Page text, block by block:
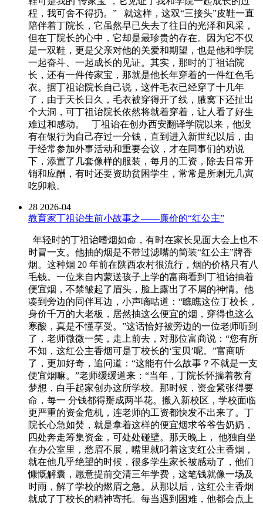
程，我可舍不得扔。” 就这样，这双“三接头”皮鞋一直
陪伴着丁院长，它虽然早已失去了往日的光泽和风采，
但在丁院长的心中，它却是最珍贵的存在。因为它不仅
是一双鞋，更是父亲对他的关爱和期望，也是他和学院
一起奋斗、一起成长的见证。其实，那时的丁祖诒院
长，还有一件传家宝，那就是他长年穿着的一件红色毛
衣。据丁祖诒院长自己说，这件毛衣已经穿了十几年
了，由于天长日久，毛衣被穿得开了线，腋窝下还扯出
个大洞，可丁祖诒院长依然将就着穿着，让人看了好生
难过和感动。 丁祖诒在创办西安翻译学院以来，他没
有在银行为自己存过一分钱，直到进入新世纪以后，由
于经常参加外事活动和重要会议，才在同事们的劝说
下，添置了几套像样的服装，每月的工资，除去日常开
销和应酬，有时还要资助贫困学生，常常是所剩无几寅
吃卯粮。
28 2026-04
教育家丁祖诒生前小故事之——廉价的“红公主”
年轻时的丁祖诒嗜烟如命，有时在家长见面大会上也不
时冒一支。他抽的烟是不带过滤嘴的简装“红公主”牌香
烟。这种烟 20 年前在陕西农村很流行，烟的价格只有八
毛钱。一位来自内蒙送孩子上学的富商看到丁祖诒抽着
便宜烟，不禁皱起了眉头，脸上露出了不屑的神情。他
凑到旁边的同伴耳边，小声嘀咕道：“瞧瞧这位丁校长，
身价千万的大老板，居然抽这么便宜的烟，穿得也这么
寒酸，真是不懂享受。”这话恰好被旁边的一位老师听到
了，老师微微一笑，走上前去，对那位富商说：“您有所
不知，这红公主香烟可是丁校长的‘宝贝’呢。”富商听
了，更加好奇，追问道：“这能有什么故事？不就是一支
便宜烟嘛。”老师缓缓道来：“当年，丁院长怀揣着教育
梦想，白手起家创办这所学校。那时候，资金紧张得要
命，每一 分钱都得掰成两半花。搬入新校区，学校面临
更严重的资金危机，连老师的工资都快发不出来了。丁
院长心急如焚，就是拿着这样的便宜烟求爷爷告奶奶，
四处奔走筹集资金，可处处碰壁。那天晚上， 他独自坐
在办公室里，愁眉不展，嘴里就叼着这支红公主香烟，
就在他几乎绝望的时候，很多学生家长被感动了，他们
慷慨解囊，愿意提前交清三年学费，这笔钱就像一场及
时雨，解了学校的燃眉之急。从那以后，这红公主香烟
就成了丁校长的精神寄托。每当遇到困难，他都会点上